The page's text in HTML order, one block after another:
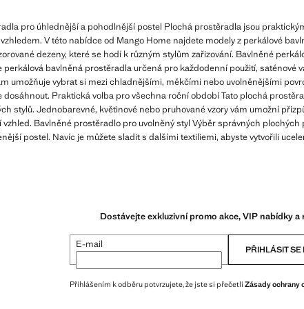
pro úhlednější a pohodlnější postel Plochá prostěradla jsou
V této nabídce od Mango Home najdete modely z perkálové
dezeny, které se hodí k různým stylům zařizování. Bavlněné
perkálová bavlněná prostěradla určená pro každodenní použití, saténové
umožňuje vybrat si mezi chladnějšími, měkčími nebo uvolněnějšími
dosáhnout. Praktická volba pro všechna roční období Tato plochá
stylů. Jednobarevné, květinové nebo pruhované vzory vám umožní
vzhled. Bavlněné prostěradlo pro uvolněný styl Výběr správných
postel. Navíc je můžete sladit s dalšími textiliemi, abyste vytvořili
Dostávejte exkluzivní promo akce, VIP nabídky a
E-mail PŘIHLÁSIT
Přihlášením k odběru potvrzujete, že jste si přečetli Zásady ochrany